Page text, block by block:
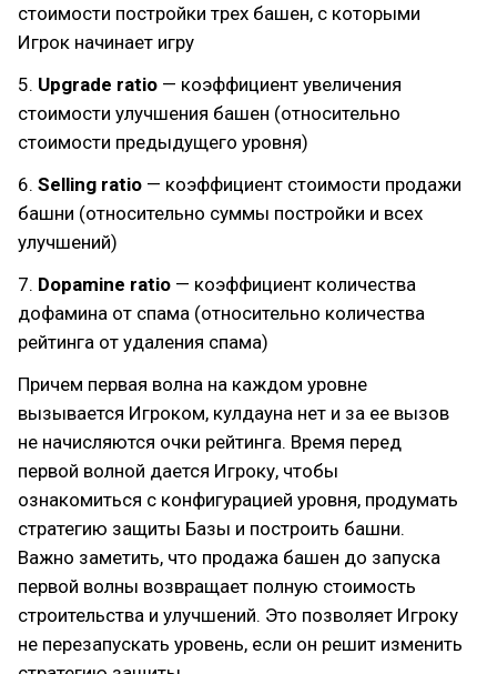
стоимости постройки трех башен, с которыми
Игрок начинает игру
5. Upgrade ratio — коэффициент увеличения
стоимости улучшения башен (относительно
стоимости предыдущего уровня)
6. Selling ratio — коэффициент стоимости продажи
башни (относительно суммы постройки и всех
улучшений)
7. Dopamine ratio — коэффициент количества
дофамина от спама (относительно количества
рейтинга от удаления спама)
Причем первая волна на каждом уровне
вызывается Игроком, кулдауна нет и за ее вызов
не начисляются очки рейтинга. Время перед
первой волной дается Игроку, чтобы
ознакомиться с конфигурацией уровня, продумать
стратегию защиты Базы и построить башни.
Важно заметить, что продажа башен до запуска
первой волны возвращает полную стоимость
строительства и улучшений. Это позволяет Игроку
не перезапускать уровень, если он решит изменить